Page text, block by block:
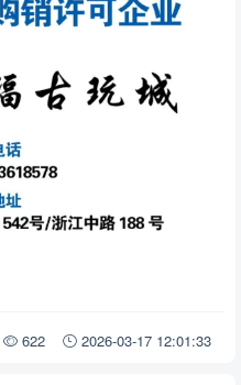
622 2026-03-17 12:01:33